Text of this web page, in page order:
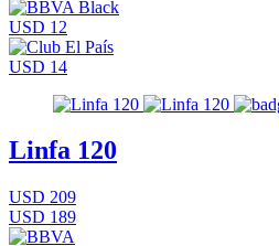
USD 12
USD 14
Linfa 120
USD 209
USD 189